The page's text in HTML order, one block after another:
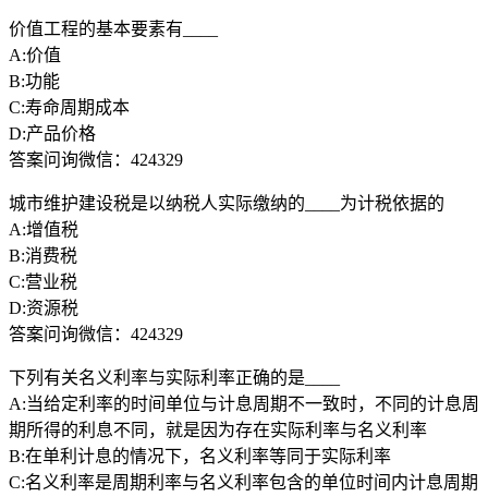
价值工程的基本要素有____
A:价值
B:功能
C:寿命周期成本
D:产品价格
答案问询微信：424329
城市维护建设税是以纳税人实际缴纳的____为计税依据的
A:增值税
B:消费税
C:营业税
D:资源税
答案问询微信：424329
下列有关名义利率与实际利率正确的是____
A:当给定利率的时间单位与计息周期不一致时，不同的计息周
期所得的利息不同，就是因为存在实际利率与名义利率
B:在单利计息的情况下，名义利率等同于实际利率
C:名义利率是周期利率与名义利率包含的单位时间内计息周期